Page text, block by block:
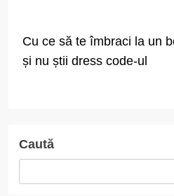
Cu ce să te îmbraci la un
și nu știi dress code-ul
Caută